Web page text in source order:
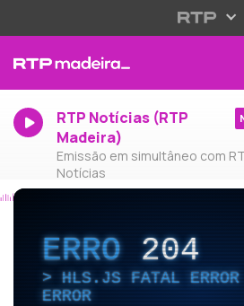
RTP Notícias (RTP
Madeira)
Emissão em simultâneo com
Notícias
ERRO204
HLS.JS FATAL ERROR
ERROR